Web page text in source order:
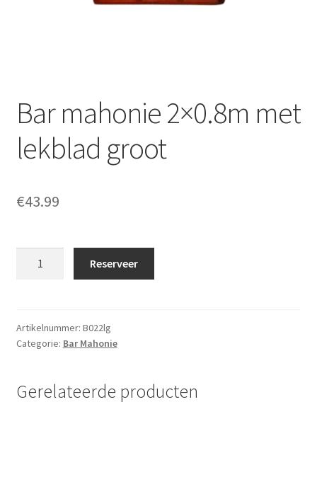
Bar mahonie 2×0.8m met
lekblad groot
€43.99
lekblad
groot
Reserveer
Artikelnummer: B022lg
Categorie: Bar Mahonie
Gerelateerde producten